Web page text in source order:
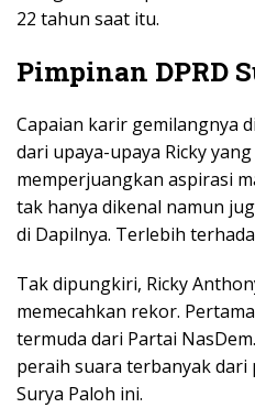
22 tahun saat itu.
Pimpinan DPRD
Capaian karir gemilangnya
dari upaya-upaya Ricky
memperjuangkan aspirasi
tak hanya dikenal namun
di Dapilnya. Terlebih
Tak dipungkiri, Ricky
memecahkan rekor.
termuda dari Partai
peraih suara terbanyak
Surya Paloh ini.